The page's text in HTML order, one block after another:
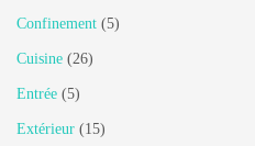
Confinement (5)
Cuisine (26)
Entrée (5)
Extérieur (15)